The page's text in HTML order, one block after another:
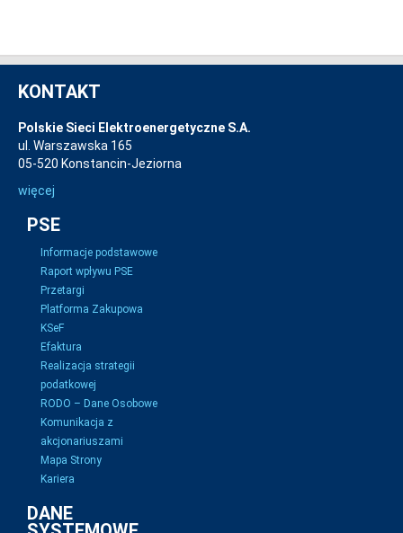
KONTAKT
Polskie Sieci Elektroenergetyczne S.A.
ul. Warszawska 165
05-520 Konstancin-Jeziorna
więcej
PSE
Informacje podstawowe
Raport wpływu PSE
Przetargi
Platforma Zakupowa
KSeF
Efaktura
Realizacja strategii
podatkowej
RODO – Dane Osobowe
Komunikacja z
akcjonariuszami
Mapa Strony
Kariera
DANE